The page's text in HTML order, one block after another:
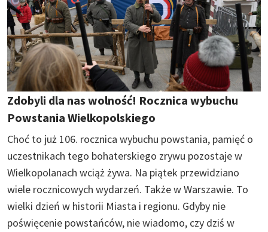
Zdobyli dla nas wolność! Rocznica wybuchu
Powstania Wielkopolskiego
Choć to już 106. rocznica wybuchu powstania, pamięć o
uczestnikach tego bohaterskiego zrywu pozostaje w
Wielkopolanach wciąż żywa. Na piątek przewidziano
wiele rocznicowych wydarzeń. Także w Warszawie. To
wielki dzień w historii Miasta i regionu. Gdyby nie
poświęcenie powstańców, nie wiadomo, czy dziś w